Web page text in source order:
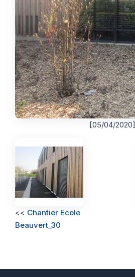
[05/04/2020]
<< Chantier Ecole
Beauvert_30